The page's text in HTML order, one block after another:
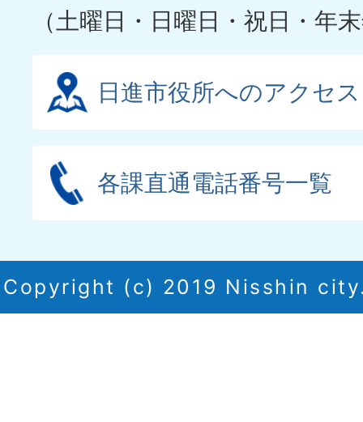
（土曜日・日曜日・祝日・年
日進市役所へのアクセス
各課直通電話番号一覧
Copyright (c) 2019 Nisshin